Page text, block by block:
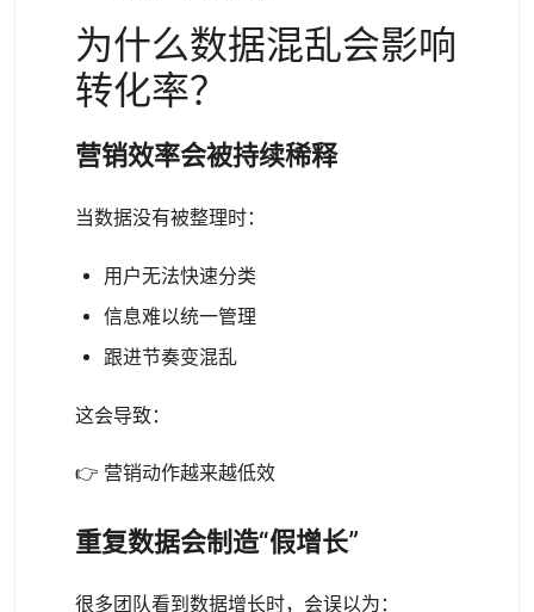
为什么数据混乱会影响
转化率？
营销效率会被持续稀释
当数据没有被整理时：
用户无法快速分类
信息难以统一管理
跟进节奏变混乱
这会导致：
👉 营销动作越来越低效
重复数据会制造“假增长”
很多团队看到数据增长时，会误以为：